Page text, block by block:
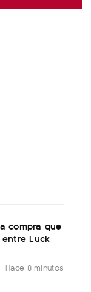
compra que
Luck
Hace 8 minutos